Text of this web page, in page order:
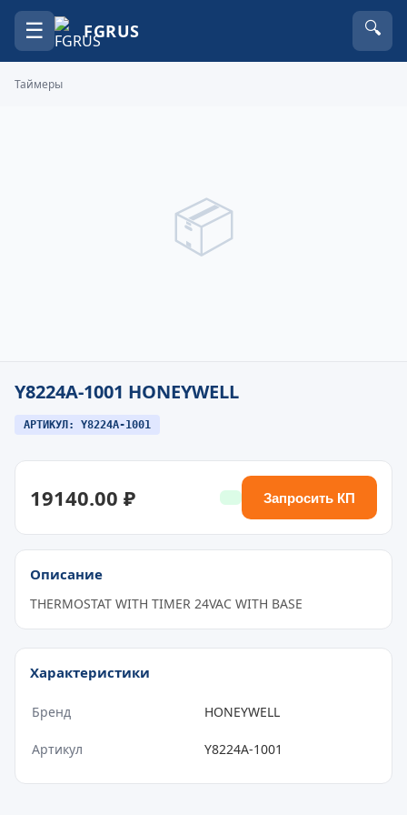
☰ FGRUS 🔍
Таймеры
📦
Y8224A-1001 HONEYWELL
АРТИКУЛ: Y8224A-1001
19140.00 ₽ Запросить КП
Описание
THERMOSTAT WITH TIMER 24VAC WITH BASE
Характеристики
Бренд HONEYWELL
Артикул Y8224A-1001